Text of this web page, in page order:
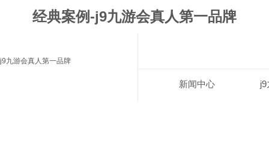
经典案例-j9九游会真人第一品牌
j9九游会真人第一品牌
新闻中心